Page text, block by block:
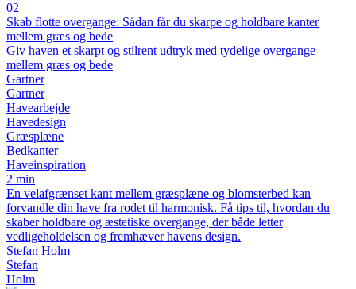
02
Skab flotte overgange: Sådan får du skarpe og holdbare kanter
mellem græs og bede
Giv haven et skarpt og stilrent udtryk med tydelige overgange
mellem græs og bede
Gartner
Gartner
Havearbejde
Havedesign
Græsplæne
Bedkanter
Haveinspiration
2 min
En velafgrænset kant mellem græsplæne og blomsterbed kan
forvandle din have fra rodet til harmonisk. Få tips til, hvordan du
skaber holdbare og æstetiske overgange, der både letter
vedligeholdelsen og fremhæver havens design.
Stefan Holm
Stefan
Holm